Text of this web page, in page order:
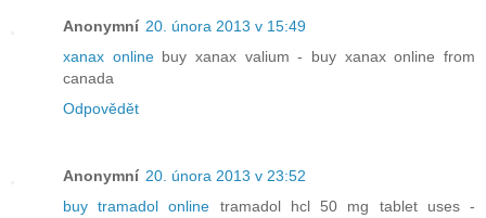
Anonymní 20. února 2013 v 15:49
xanax onlinebuy xanax valium - buy xanax online from
canada
Odpovědět
Anonymní 20. února 2013 v 23:52
buy tramadol online tramadol hcl 50 mg tablet uses -